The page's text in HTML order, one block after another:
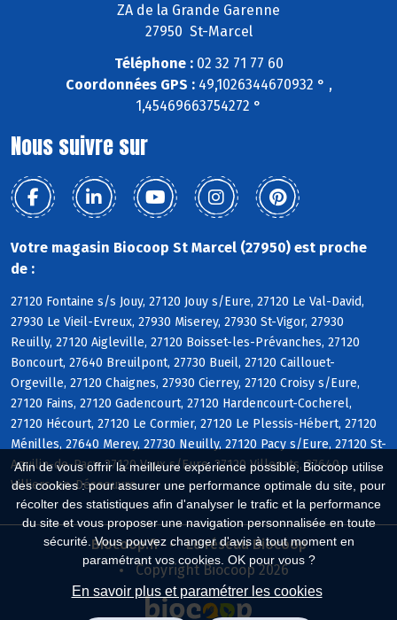
Afin de vous offrir la meilleure expérience possible, Biocoop utilise
des cookies : pour assurer une performance optimale du site, pour
récolter des statistiques afin d'analyser le trafic et la performance
du site et vous proposer une navigation personnalisée en toute
sécurité. Vous pouvez changer d'avis à tout moment en
paramétrant vos cookies. OK pour vous ?
En savoir plus et paramétrer les cookies
ZA de la Grande Garenne
27950 St-Marcel
Téléphone :02 32 71 77 60
Coordonnées GPS :49,1026344670932 ° ,
1,45469663754272 °
Nous suivre sur
Votre magasin Biocoop St Marcel (27950) est proche
de :
27120 Fontaine s/s Jouy, 27120 Jouy s/Eure, 27120 Le Val-David,
27930 Le Vieil-Evreux, 27930 Miserey, 27930 St-Vigor, 27930
Reuilly, 27120 Aigleville, 27120 Boisset-les-Prévanches, 27120
Boncourt, 27640 Breuilpont, 27730 Bueil, 27120 Caillouet-
Orgeville, 27120 Chaignes, 27930 Cierrey, 27120 Croisy s/Eure,
27120 Fains, 27120 Gadencourt, 27120 Hardencourt-Cocherel,
27120 Hécourt, 27120 Le Cormier, 27120 Le Plessis-Hébert, 27120
Ménilles, 27640 Merey, 27730 Neuilly, 27120 Pacy s/Eure, 27120 St-
Aquilin-de-Pacy, 27120 Vaux s/Eure, 27120 Villegats, 27640
Villiers-en-Désoeuvre
Biocoop.fr
Le réseau Biocoop
Copyright Biocoop 2026